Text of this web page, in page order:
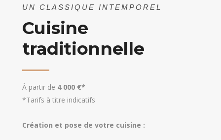
UN CLASSIQUE INTEMPOREL
Cuisine
traditionnelle
À partir de 4 000 €*
*Tarifs à titre indicatifs
Création et pose de votre cuisine :